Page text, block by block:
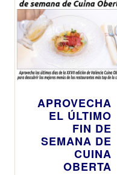
APROVECHA
EL ÚLTIMO
FIN DE
SEMANA DE
CUINA
OBERTA